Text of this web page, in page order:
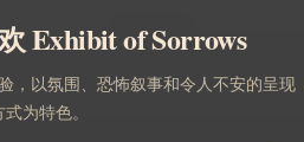
Exhibit of Sorrows
，以氛围、恐怖叙事和令人不安的呈现
式为特色。